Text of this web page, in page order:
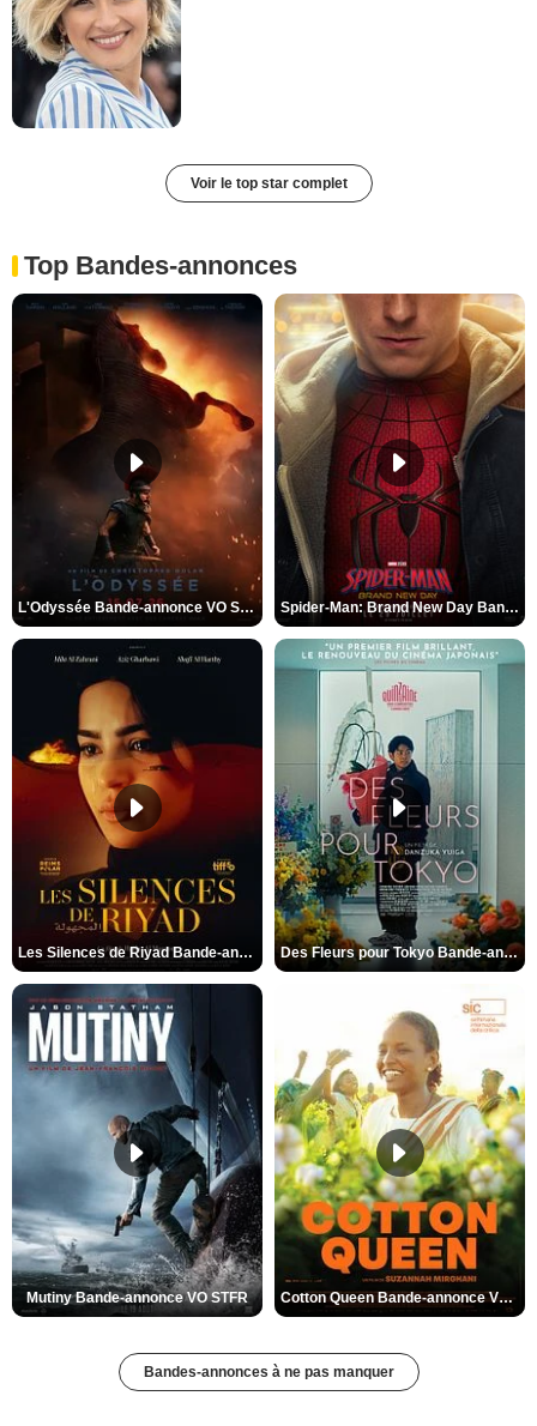
Voir le top star complet
Top Bandes-annonces
L'Odyssée Bande-annonce VO STFR Spider-Man: Brand New Day Bande-annonce VO STFR
Les Silences de Riyad Bande-annonce VO STFR Des Fleurs pour Tokyo Bande-annonce VO STFR
Mutiny Bande-annonce VO STFR Cotton Queen Bande-annonce VO STFR
Bandes-annonces à ne pas manquer